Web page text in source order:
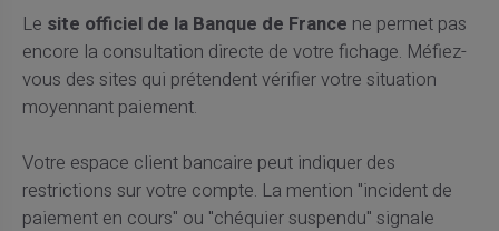
Le site officiel de la Banque de France ne permet pas
encore la consultation directe de votre fichage. Méfiez-
vous des sites qui prétendent vérifier votre situation
moyennant paiement.
Votre espace client bancaire peut indiquer des
restrictions sur votre compte. La mention "incident de
paiement en cours" ou "chéquier suspendu" signale